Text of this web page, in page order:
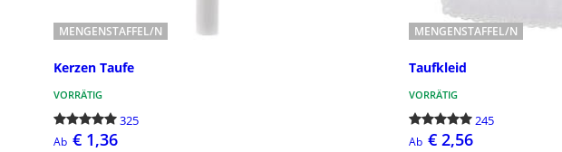
MENGENSTAFFEL/N
Kerzen Taufe
VORRÄTIG
325
Ab € 1,36
MENGENSTAFFEL/N
Taufkleid
VORRÄTIG
245
Ab € 2,56